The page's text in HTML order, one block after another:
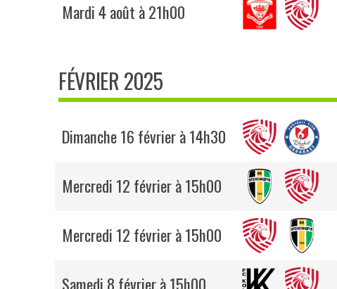
Mardi 4 août à 21h00
FÉVRIER 2025
Dimanche 16 février à 14h30
Mercredi 12 février à 15h00
Mercredi 12 février à 15h00